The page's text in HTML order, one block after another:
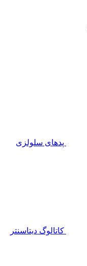
پدهای سلولزی
کاتالوگ دیتاسنتر